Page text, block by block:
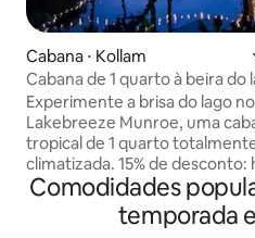
Cabana ⋅ Kollam
Cabana de 1 quarto à beira do
acesso ao lago e vistas
Experimente a brisa do lago no
Lakebreeze Munroe, uma
tropical de 1 quarto
climatizada. 15% de desconto: hóspedes
com as melhores avaliações
mínimo de 3 avaliações) >Quartos com
vista para o lago
Comodidades
temporada